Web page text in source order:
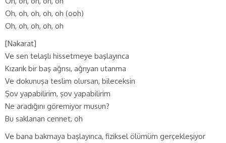
Oh, oh, oh, oh, oh (ooh)
Oh, oh, oh, oh, oh
[Nakarat]
Ve sen telaşlı hissetmeye başlayınca
Kızarık bir baş ağrısı, ağrıyan utanma
Ve dokunuşa teslim olursan, bileceksin
Şov yapabilirim, şov yapabilirim
Ne aradığını göremiyor musun?
Bu saklanan cennet, oh
Ve bana bakmaya başlayınca, fiziksel ölümüm gerçekleşiyor